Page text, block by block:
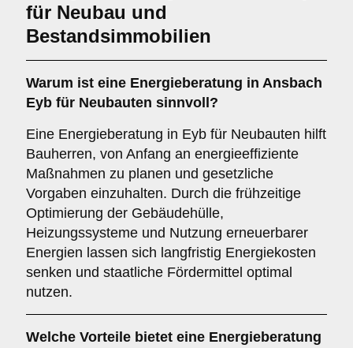
für Neubau und
Bestandsimmobilien
Warum ist eine Energieberatung in Ansbach
Eyb für Neubauten sinnvoll?
Eine Energieberatung in Eyb für Neubauten hilft
Bauherren, von Anfang an energieeffiziente
Maßnahmen zu planen und gesetzliche
Vorgaben einzuhalten. Durch die frühzeitige
Optimierung der Gebäudehülle,
Heizungssysteme und Nutzung erneuerbarer
Energien lassen sich langfristig Energiekosten
senken und staatliche Fördermittel optimal
nutzen.
Welche Vorteile bietet eine Energieberatung